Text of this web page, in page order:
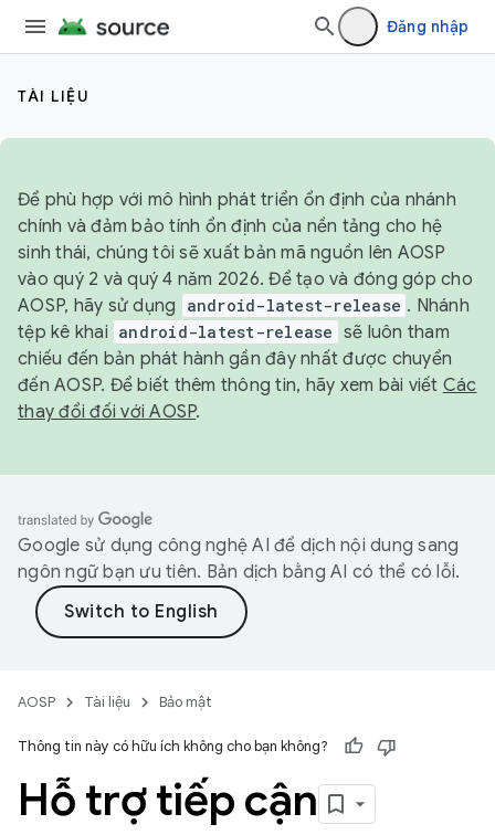
Đăng nhập
TÀI LIỆU
Để phù hợp với mô hình phát triển ổn định của nhánh
chính và đảm bảo tính ổn định của nền tảng cho hệ
sinh thái, chúng tôi sẽ xuất bản mã nguồn lên AOSP
vào quý 2 và quý 4 năm 2026. Để tạo và đóng góp cho
AOSP, hãy sử dụng
android-latest-release . Nhánh
tệp kê khai android-latest-release sẽ luôn tham
chiếu đến bản phát hành gần đây nhất được chuyển
đến AOSP. Để biết thêm thông tin, hãy xem bài viết Các
thay đổi đối với AOSP.
Google sử dụng công nghệ AI để dịch nội dung sang
ngôn ngữ bạn ưu tiên. Bản dịch bằng AI có thể có lỗi.
AOSP Tài liệu Bảo mật
Thông tin này có hữu ích không cho bạn không?
Hỗ trợ tiếp cận